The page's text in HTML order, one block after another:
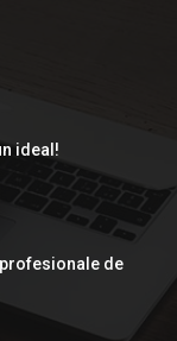
ideal!
de